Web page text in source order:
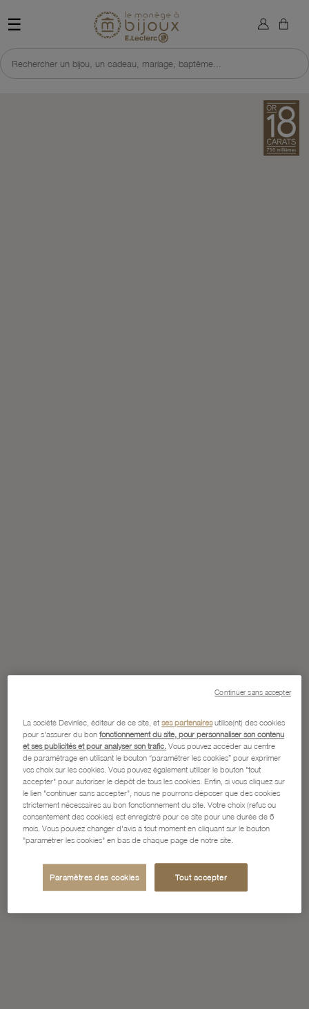
☰ Retour à l'accueil du site
Rechercher un bijou, un cadeau, mariage, baptême...
×
La société Devinlec, éditeur de ce site, etses partenairesutilise(nt) des cookies
pour s'assurer du bonfonctionnement du site, pour personnaliser son contenu
et ses publicités et pour analyser son trafic. Vous pouvez accéder au centre
de paramétrage en utilisant le bouton “paramétrer les cookies” pour exprimer
vos choix sur les cookies. Vous pouvez également utiliser le bouton "tout
accepter" pour autoriser le dépôt de tous les cookies. Enfin, si vous cliquez sur
le lien "continuer sans accepter", nous ne pourrons déposer que des cookies
strictement nécessaires au bon fonctionnement du site. Votre choix (refus ou
consentement des cookies) est enregistré pour ce site pour une durée de 6
mois. Vous pouvez changer d'avis à tout moment en cliquant sur le bouton
"paramétrer les cookies" en bas de chaque page de notre site.
Paramètres des cookies Tout accepter
Continuer sans accepter